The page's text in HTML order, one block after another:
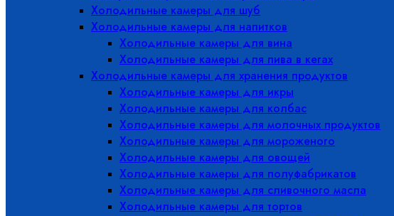
Холодильные камеры для шуб
Холодильные камеры для напитков
Холодильные камеры для вина
Холодильные камеры для пива в кегах
Холодильные камеры для хранения продуктов
Холодильные камеры для икры
Холодильные камеры для колбас
Холодильные камеры для молочных продуктов
Холодильные камеры для мороженого
Холодильные камеры для овощей
Холодильные камеры для полуфабрикатов
Холодильные камеры для сливочного масла
Холодильные камеры для тортов